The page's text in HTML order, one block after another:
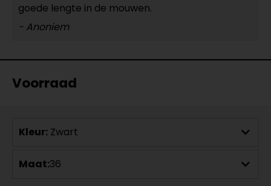
goede lengte in de mouwen.
- Anoniem
Voorraad
Kleur: Zwart
Maat:36